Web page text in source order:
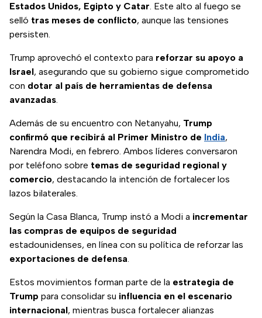
Estados Unidos, Egipto y Catar. Este alto al fuego se
selló tras meses de conflicto, aunque las tensiones
persisten.
Trump aprovechó el contexto para reforzar su apoyo a
Israel, asegurando que su gobierno sigue comprometido
con dotar al país de herramientas de defensa
avanzadas.
Además de su encuentro con Netanyahu, Trump
confirmó que recibirá al Primer Ministro de India,
Narendra Modi, en febrero. Ambos líderes conversaron
por teléfono sobre temas de seguridad regional y
comercio, destacando la intención de fortalecer los
lazos bilaterales.
Según la Casa Blanca, Trump instó a Modi a incrementar
las compras de equipos de seguridad
estadounidenses, en línea con su política de reforzar las
exportaciones de defensa.
Estos movimientos forman parte de la estrategia de
Trump para consolidar su influencia en el escenario
internacional, mientras busca fortalecer alianzas